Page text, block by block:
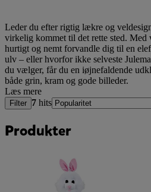
Leder du efter rigtig lækre og
virkelig kommet til det rette sted. Med
hurtigt og nemt forvandle dig til en
ulv – eller hvorfor ikke selveste
du vælger, får du en iøjnefaldende
både grin, kram og gode billeder.
Læs mere
Filter 7 hits
Produkter